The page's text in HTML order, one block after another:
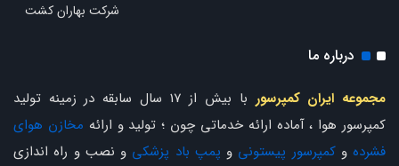
شرکت بهاران کشت
درباره ما
مجموعه ایران کمپرسور
با بیش از 17 سال سابقه در زمینه تولید
کمپرسور هوا ، آماده ارائه خدماتی چون ؛ تولید و ارائه مخازن هوای
فشرده وکمپرسور پیستونی و پمپ باد پزشکی و نصب و راه اندازی